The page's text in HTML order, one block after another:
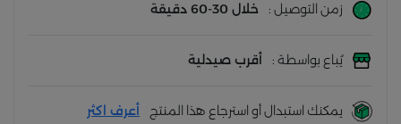
زمن التوصيل : خلال 30-60 دقيقة
يُباع بواسطة : أقرب صيدلية
يمكنك استبدال أو استرجاع هذا المنتج أعرف اكثر